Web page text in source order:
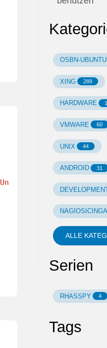
OSBN-
XING 289
HARDWARE
VMWARE 60
UNIX 44
ANDROID 31
NAGIOSICINGA
ALLE
Serien
RHASSPY 4
Tags